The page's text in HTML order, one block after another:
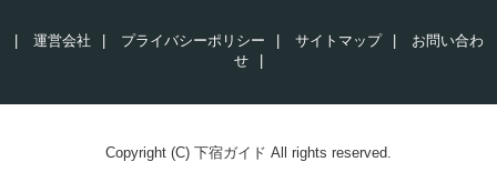
運営会社 プライバシーポリシー サイトマップ
お問い合わ
せ
Copyright (C) 下宿ガイド All rights reserved.